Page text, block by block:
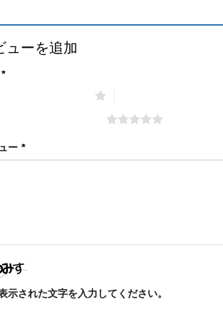
ューを追加
*
ー *
示された文字を入力してください。